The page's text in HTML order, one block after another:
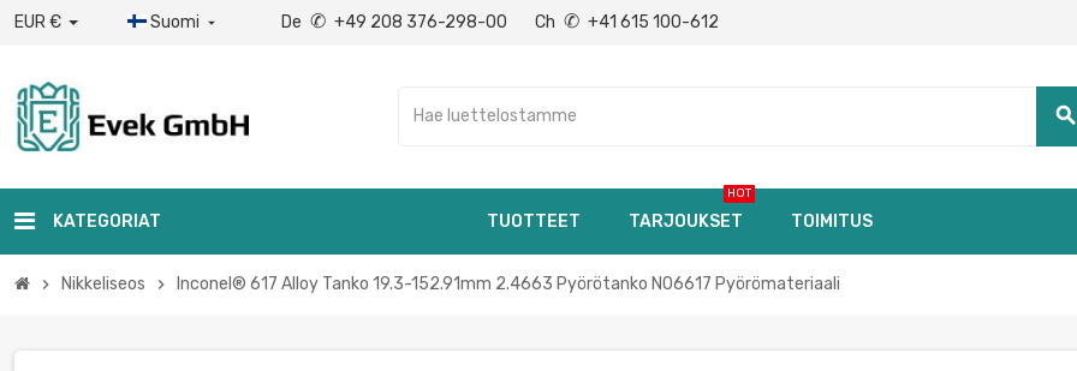
EUR € Suomi  De ✆ +49 208 376-298-00 Ch ✆ +41 615 100-612
KATEGORIAT TUOTTEET TARJOUKSET
HOT
TOIMITUS
chevron_right Nikkeliseos chevron_right Inconel® 617 Alloy Tanko 19.3-152.91mm 2.4663 Pyörötanko N06617 Pyörömateriaali